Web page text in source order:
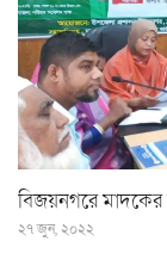
বিজয়নগরে মাদকের
২৭ জুন, ২০২২